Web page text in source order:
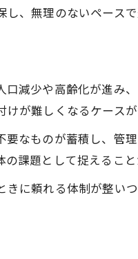
て対策を練る
な出費を防ぐ
片付けの秘訣
片付け計画
トを押さえよう
進める方法
、無理のないペース
減少や高齢化が進み
が難しくなるケースが
なものが蓄積し、管
課題として捉えること
に頼れる体制が整い